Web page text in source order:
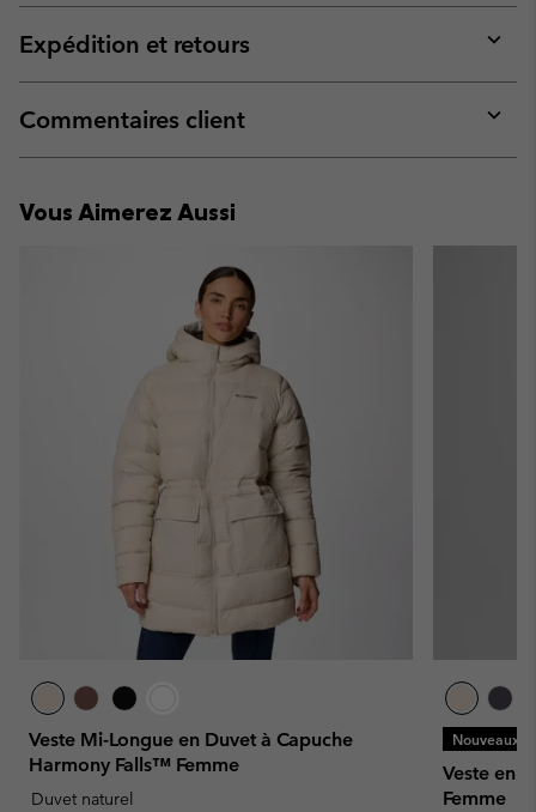
or
Expédition et retours
or
Commentaires client
or
Vous Aimerez Aussi
Veste Mi-Longue en Duvet à Capuche
Harmony Falls™ Femme
Duvet naturel
Nouveaux
Veste en
Femme